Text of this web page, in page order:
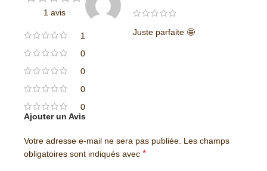
1 avis
1
0
0
0
0
Juste parfaite 🤩
Ajouter un Avis
Votre adresse e-mail ne sera pas publiée. Les champs
obligatoires sont indiqués avec *